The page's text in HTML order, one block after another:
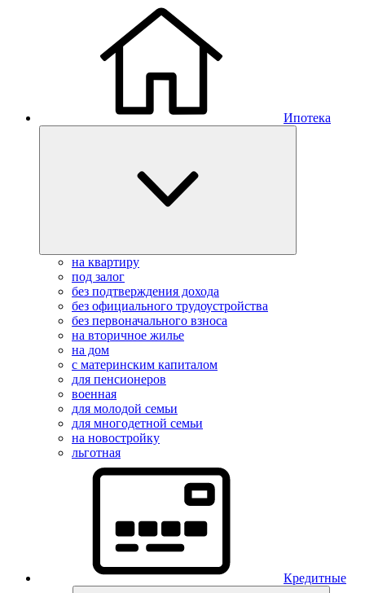
Ипотека
на квартиру
под залог
без подтверждения дохода
без официального трудоустройства
без первоначального взноса
на вторичное жилье
на дом
с материнским капиталом
для пенсионеров
военная
для молодой семьи
для многодетной семьи
на новостройку
льготная
Кредитные